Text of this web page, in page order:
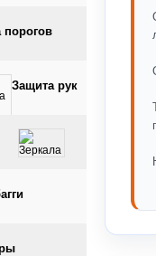
порогов
Защита рук